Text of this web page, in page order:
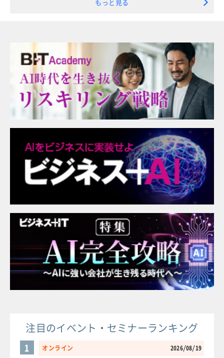
もっと見る
注目のイベント・セミナーランキング
オンライン 2026/08/19
1